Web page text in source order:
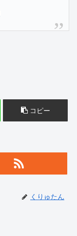
コピー
くりゅたん